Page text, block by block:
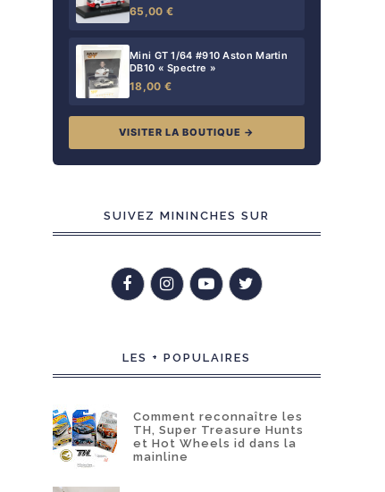
65,00 €
Mini GT 1/64 #910 Aston Martin
DB10 « Spectre »
18,00 €
VISITER LA BOUTIQUE →
SUIVEZ MININCHES SUR
LES + POPULAIRES
Comment reconnaître les
TH, Super Treasure Hunts
et Hot Wheels id dans la
mainline